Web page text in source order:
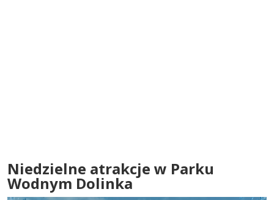
Niedzielne atrakcje w Parku
Wodnym Dolinka